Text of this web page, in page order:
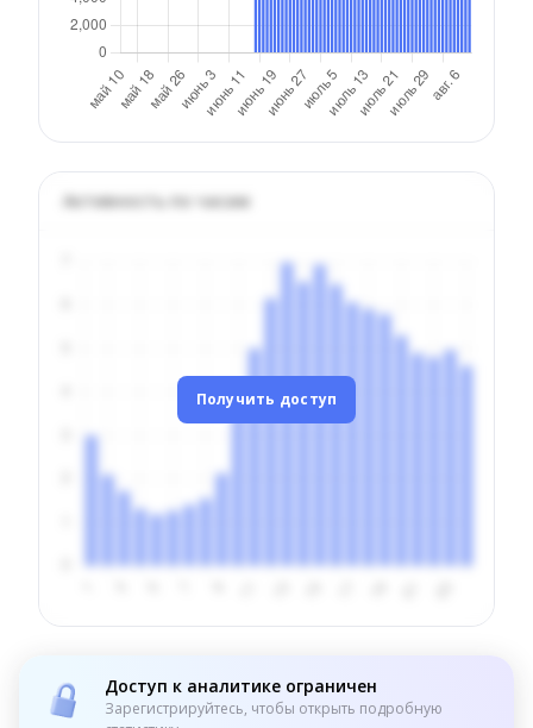
Активность по часам
Получить доступ
Доступ к аналитике ограничен
Зарегистрируйтесь, чтобы открыть подробную